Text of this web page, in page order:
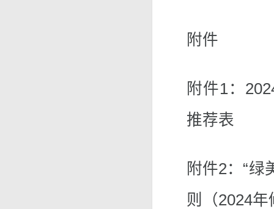
附件
附件1：
推荐表
附件2：“绿
则（2024年